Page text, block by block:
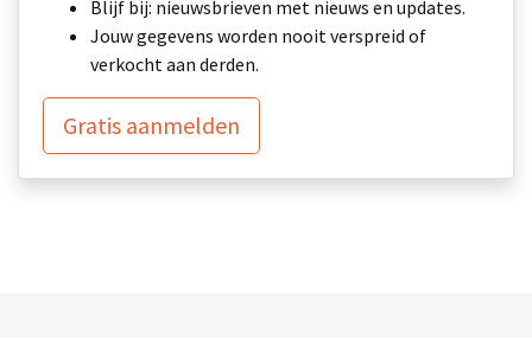
Blijf bij: nieuwsbrieven met nieuws en updates.
Jouw gegevens worden nooit verspreid of
verkocht aan derden.
Gratis aanmelden